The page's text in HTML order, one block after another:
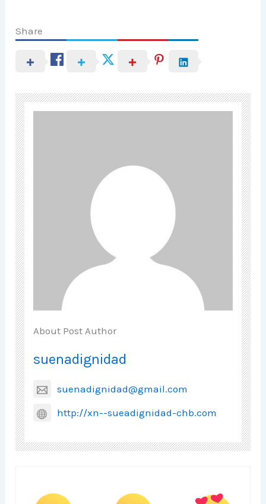
Share
About Post Author
suenadignidad
suenadignidad@gmail.com
http://xn--sueadignidad-chb.com